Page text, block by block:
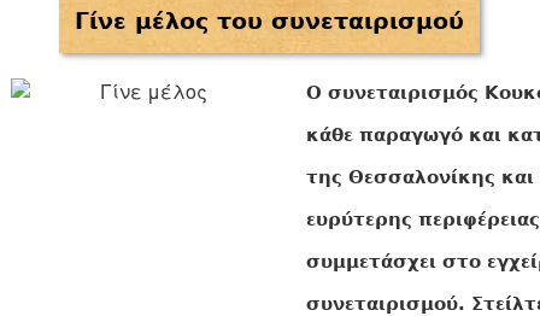
Γίνε μέλος του συνεταιρισμού
O συνεταιρισμός
κάθε παραγωγό και
της Θεσσαλονίκης και
ευρύτερης
συμμετάσχει στο
συνεταιρισμού.